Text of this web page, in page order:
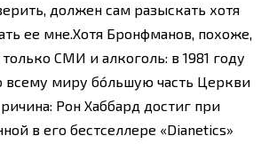
должен сам разыскать хотя
ее мне.Хотя Бронфманов, похоже,
СМИ и алкоголь: в 1981 году
всему миру бóльшую часть Церкви
Рон Хаббард достиг при
в его бестселлере «Dianetics»